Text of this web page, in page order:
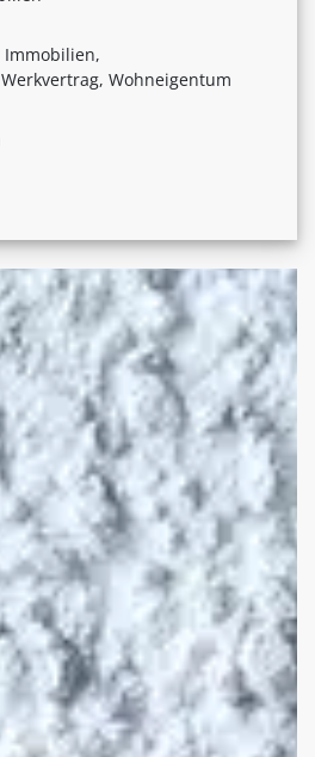
Immobilien,
Wohneigentum